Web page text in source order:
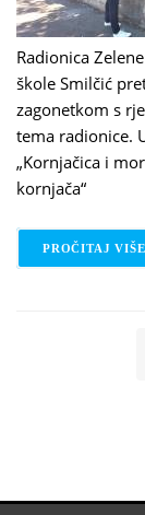
Radionica
škole Smilčić
zagonetkom s
tema radionice.
„Kornjačica i
kornjača“
PROČITAJ VIŠE